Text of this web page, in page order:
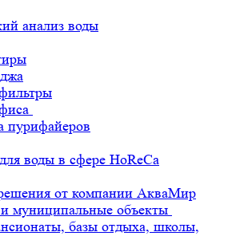
анализ воды
пурифайеров
воды в сфере HoReCa
от компании АкваМир
муниципальные объекты
базы отдыха, школы,